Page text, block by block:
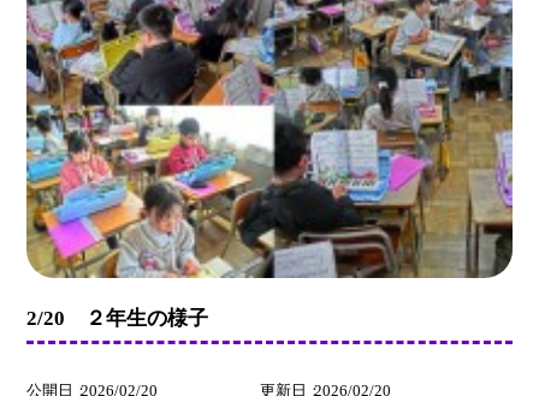
2/20 ２年生の様子
公開日 2026/02/20 更新日 2026/02/20